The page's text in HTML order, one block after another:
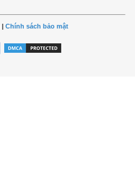
| Chính sách bảo mật